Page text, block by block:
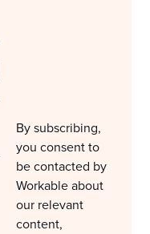
By subscribing,
you consent to
be contacted by
Workable about
our relevant
content,